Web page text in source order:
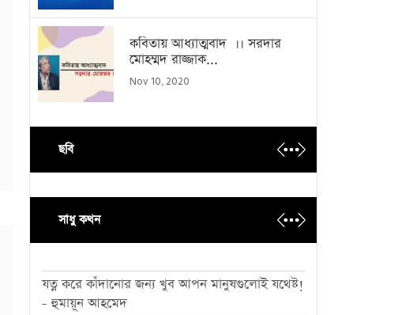
কবিতায় আধ্যাত্মবাদ ।। সরদার
মোহম্মদ রাজ্জাক...
Nov 10, 2020
ছবি
সাধু কথন
যত্ন করে কাঁদানোর জন্য খুব আপন মানুষগুলোই যথেষ্ট!
- হুমায়ূন আহমেদ